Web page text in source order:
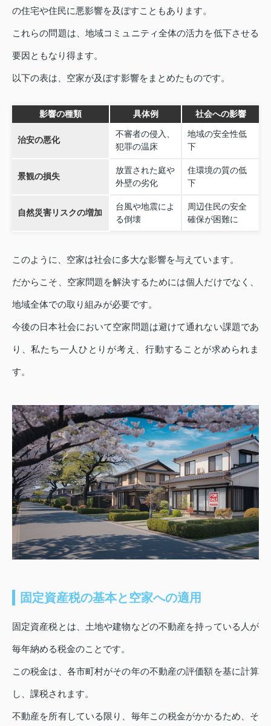
の住宅や住民に悪影響を及ぼすこともあります。
これらの問題は、地域コミュニティ全体の活力を低下させる
要因ともなり得ます。
以下の表は、空家が及ぼす影響をまとめたものです。
影響の種類 具体例 社会への影響
治安の悪化
不審者の侵入、
犯罪の温床
地域の安全性低
下
景観の損失
放置された庭や
外壁の劣化
住環境の質の低
下
自然災害リスクの増加
台風や地震によ
る倒壊
周辺住民の安全
確保が困難に
このように、空家は社会に多大な影響を与えています。
だからこそ、空家問題を解決するためには個人だけでなく、
地域全体での取り組みが必要です。
今後の日本社会において空家問題は避けて通れない課題であ
り、私たち一人ひとりが考え、行動することが求められま
す。
固定資産税の基本と空家への適用
固定資産税とは、土地や建物などの不動産を持っている人が
毎年納める税金のことです。
この税金は、各市町村がその年の不動産の評価額を基に計算
し、課税されます。
不動産を所有している限り、毎年この税金がかかるため、そ